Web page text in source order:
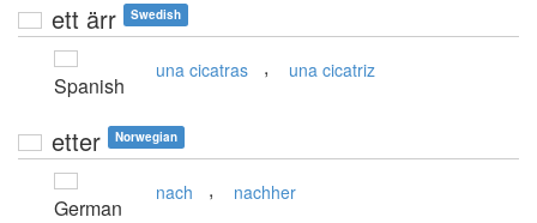
ett ärr Swedish
Spanish
una cicatras , una cicatriz
etter Norwegian
German
nach , nachher